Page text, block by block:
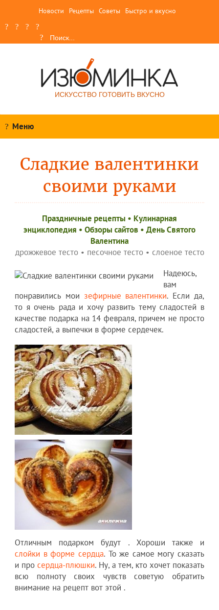
Новости Рецепты Советы Быстро и вкусно
ИСКУССТВО ГОТОВИТЬ ВКУСНО
Меню
Сладкие валентинки
своими руками
Праздничные рецепты • Кулинарная
энциклопедия • Обзоры сайтов • День Святого
Валентина
дрожжевое тесто• песочное тесто• слоеное тесто
Надеюсь,
вам
понравились мои зефирные валентинки. Если да,
то я очень рада и хочу развить тему сладостей в
качестве подарка на 14 февраля, причем не просто
сладостей, а выпечки в форме сердечек.
Отличным подарком будут . Хороши также и
слойки в форме сердца. То же самое могу сказать
и про сердца-плюшки. Ну, а тем, кто хочет показать
всю полноту своих чувств советую обратить
внимание на рецепт вот этой .